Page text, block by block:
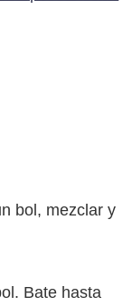
bol, mezclar y
Bate hasta